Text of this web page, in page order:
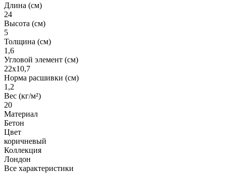
Длина (см)
24
Высота (см)
5
Толщина (см)
1,6
Угловой элемент (см)
22х10,7
Норма расшивки (см)
1,2
Вес (кг/м²)
20
Материал
Бетон
Цвет
коричневый
Коллекция
Лондон
Все характеристики